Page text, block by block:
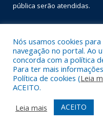
pública serão atendidas.
Todos os direitos
Mapa do Site
Acessar
Acessar Webmail
Nós usamos cookies
navegação no portal. Ao
concorda com a política
Para ter mais
Política de cookies (Leia
ACEITO.
Leia mais
ACEITO